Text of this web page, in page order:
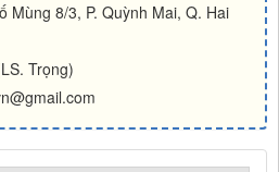
Mùng 8/3, P. Quỳnh Mai, Q. Hai
Trọng)